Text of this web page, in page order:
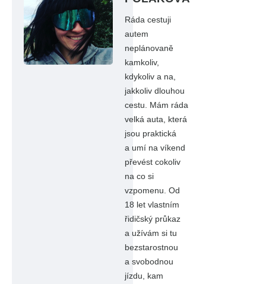
Ráda cestuji
autem
neplánovaně
kamkoliv,
kdykoliv a na,
jakkoliv dlouhou
cestu. Mám ráda
velká auta, která
jsou praktická
a umí na víkend
převést cokoliv
na co si
vzpomenu. Od
18 let vlastním
řidičský průkaz
a užívám si tu
bezstarostnou
a svobodnou
jízdu, kam